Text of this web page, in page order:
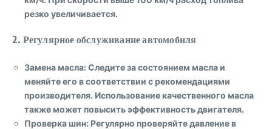
резко увеличивается.
2. Регулярное обслуживание автомобиля
Замена масла: Следите за состоянием масла и
меняйте его в соответствии с рекомендациями
производителя. Использование качественного масла
также может повысить эффективность двигателя.
Проверка шин: Регулярно проверяйте давление в